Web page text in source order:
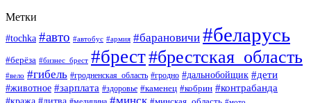
Метки
#tochka #авто #автобус #армия #барановичи #беларусь
#берёза #бизнес_брест #брест#брестская_область
#вело #гибель #гродненская_область #гродно #дальнобойщик #дети
#животное #зарплата #здоровье #каменец #кобрин #контрабанда